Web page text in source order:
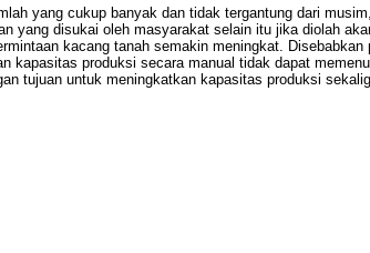
yang cukup banyak dan tidak tergantung dari
yang disukai oleh masyarakat selain itu jika diolah
kacang tanah semakin meningkat.
kapasitas produksi secara manual tidak dapat
tujuan untuk meningkatkan kapasitas produksi